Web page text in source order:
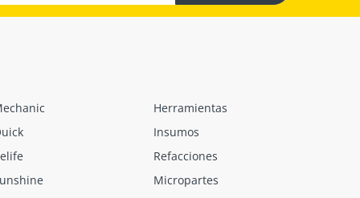
Herramientas
Insumos
Refacciones
Micropartes